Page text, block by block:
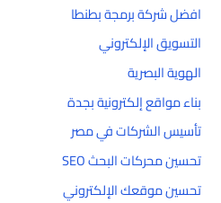
افضل شركة برمجة بطنطا
التسويق الإلكتروني
الهوية البصرية
بناء مواقع إلكترونية بجدة
تأسيس الشركات في مصر
تحسين محركات البحث SEO
تحسين موقعك الإلكتروني